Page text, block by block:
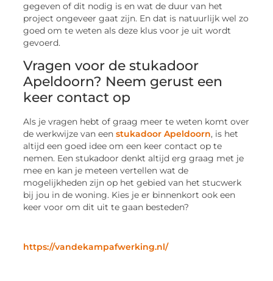
gegeven of dit nodig is en wat de duur van het
project ongeveer gaat zijn. En dat is natuurlijk wel zo
goed om te weten als deze klus voor je uit wordt
gevoerd.
Vragen voor de stukadoor
Apeldoorn? Neem gerust een
keer contact op
Als je vragen hebt of graag meer te weten komt over
de werkwijze van eenstukadoor Apeldoorn, is het
altijd een goed idee om een keer contact op te
nemen. Een stukadoor denkt altijd erg graag met je
mee en kan je meteen vertellen wat de
mogelijkheden zijn op het gebied van het stucwerk
bij jou in de woning. Kies je er binnenkort ook een
keer voor om dit uit te gaan besteden?
https://vandekampafwerking.nl/